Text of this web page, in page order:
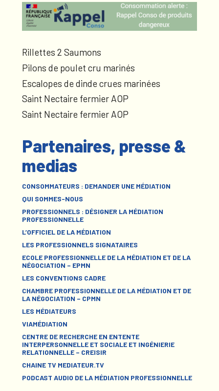
Rillettes 2 Saumons
Pilons de poulet cru marinés
Escalopes de dinde crues marinées
Saint Nectaire fermier AOP
Saint Nectaire fermier AOP
Partenaires, presse &
medias
CONSOMMATEURS : DEMANDER UNE MÉDIATION
QUI SOMMES-NOUS
PROFESSIONNELS : DÉSIGNER LA MÉDIATION
PROFESSIONNELLE
L’OFFICIEL DE LA MÉDIATION
LES PROFESSIONNELS SIGNATAIRES
ECOLE PROFESSIONNELLE DE LA MÉDIATION ET DE LA
NÉGOCIATION – EPMN
LES CONVENTIONS CADRE
CHAMBRE PROFESSIONNELLE DE LA MÉDIATION ET DE
LA NÉGOCIATION – CPMN
LES MÉDIATEURS
VIAMÉDIATION
CENTRE DE RECHERCHE EN ENTENTE
INTERPERSONNELLE ET SOCIALE ET INGÉNIERIE
RELATIONNELLE – CREISIR
CHAINE TV MEDIATEUR.TV
PODCAST AUDIO DE LA MÉDIATION PROFESSIONNELLE